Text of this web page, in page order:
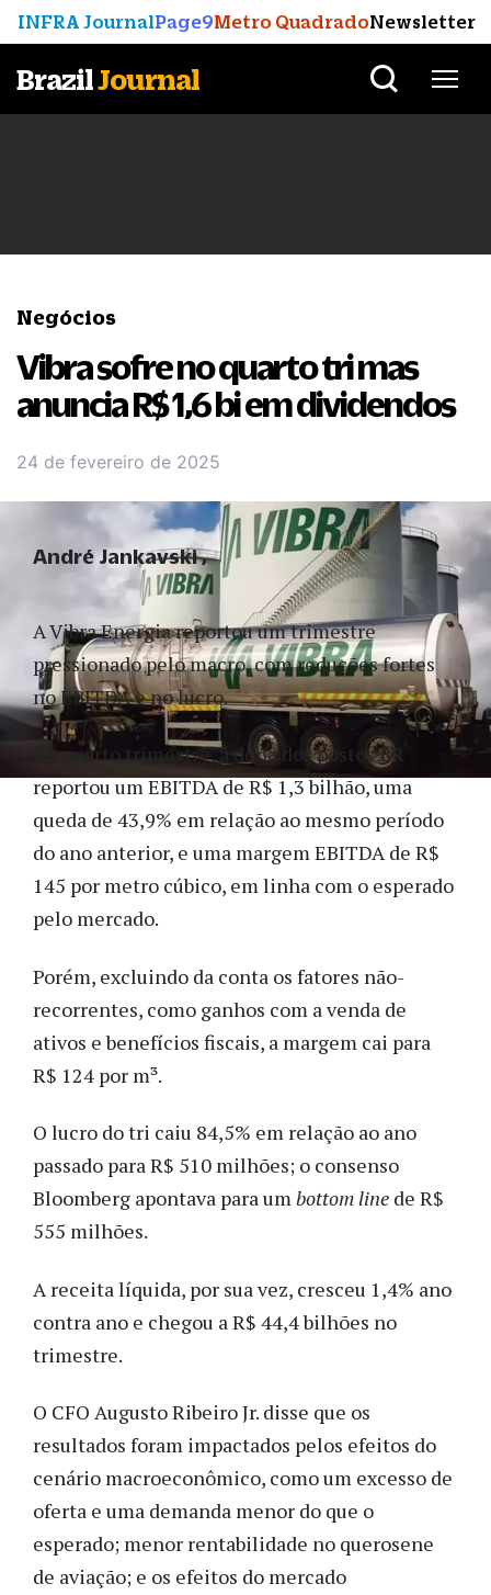
INFRA JournalPage9Metro QuadradoNewsletter
BrazilJournal
Negócios
Vibra sofre no quarto tri mas
anuncia R$ 1,6 bi em dividendos
24 de fevereiro de 2025
A Vibra Energia reportou um trimestre
pressionado pelo macro, com reduções fortes
no EBITDA e no lucro.
No quarto trimestre, a dona dos postos BR
reportou um EBITDA de R$ 1,3 bilhão, uma
queda de 43,9% em relação ao mesmo período
do ano anterior, e uma margem EBITDA de R$
145 por metro cúbico, em linha com o esperado
pelo mercado.
Porém, excluindo da conta os fatores não-
recorrentes, como ganhos com a venda de
ativos e benefícios fiscais, a margem cai para
R$ 124 por m³.
O lucro do tri caiu 84,5% em relação ao ano
passado para R$ 510 milhões; o consenso
Bloomberg apontava para umbottom line de R$
555 milhões.
A receita líquida, por sua vez, cresceu 1,4% ano
contra ano e chegou a R$ 44,4 bilhões no
trimestre.
O CFO Augusto Ribeiro Jr. disse que os
resultados foram impactados pelos efeitos do
cenário macroeconômico, como um excesso de
oferta e uma demanda menor do que o
esperado; menor rentabilidade no querosene
de aviação; e os efeitos do mercado
André Jankavski